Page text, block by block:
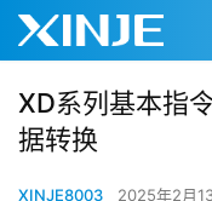
00:00 / 10:23
XD系列基本指
据转换
XINJE8003 2025年2月